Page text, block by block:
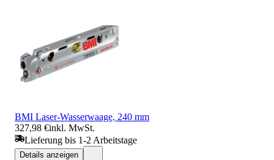
BMI Laser-Wasserwaage, 240 mm
327,98 €inkl. MwSt.
Lieferung bis 1-2 Arbeitstage
Details anzeigen